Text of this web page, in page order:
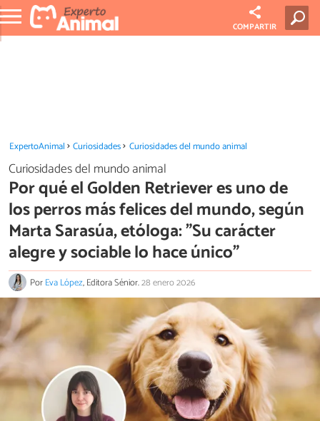
COMPARTIR
ExpertoAnimal Curiosidades Curiosidades del mundo animal
Curiosidades del mundo animal
Por qué el Golden Retriever es uno de
los perros más felices del mundo, según
Marta Sarasúa, etóloga: "Su carácter
alegre y sociable lo hace único"
PorEva López, Editora Sénior.28 enero 2026